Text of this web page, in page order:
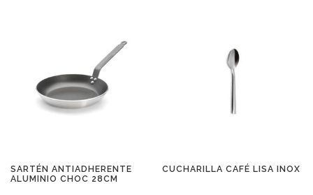
SARTÉN ANTIADHERENTE
ALUMINIO CHOC 28CM
CUCHARILLA CAFÉ LISA INOX